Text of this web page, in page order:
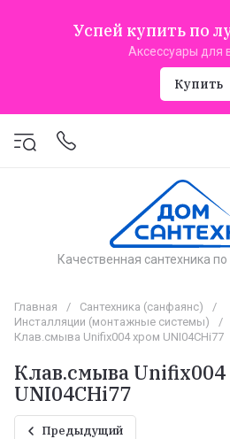
Успей купить по
Аксессуары для
Купить
Качественная сантехника
Главная / Сантехника (санфаянс)
/
Инсталляции (монтажные системы)
/
Клав.смыва Unifix004 хром UNI04CHi77
Клав.смыва
UNI04CHi77
Предыдущий